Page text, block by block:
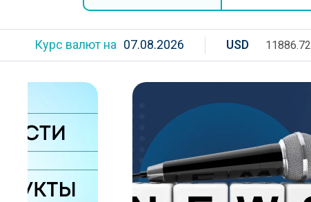
Курс валют на 07.08.2026 USD 11886.72